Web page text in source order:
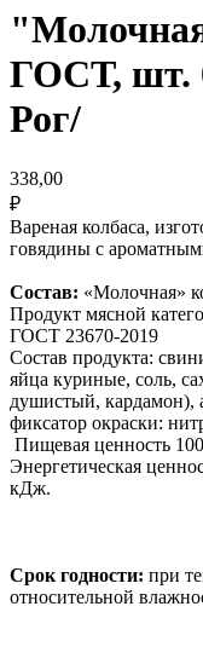
ГОСТ, шт.
Рог/
338,00
₽
Вареная колбаса,
говядины с
Состав: «Молочная»
Продукт мясной
ГОСТ 23670-2019
Состав продукта:
яйца куриные, соль,
душистый, кардамон),
фиксатор окраски:
Пищевая ценность
Энергетическая
кДж.
Срок годности: при
относительной